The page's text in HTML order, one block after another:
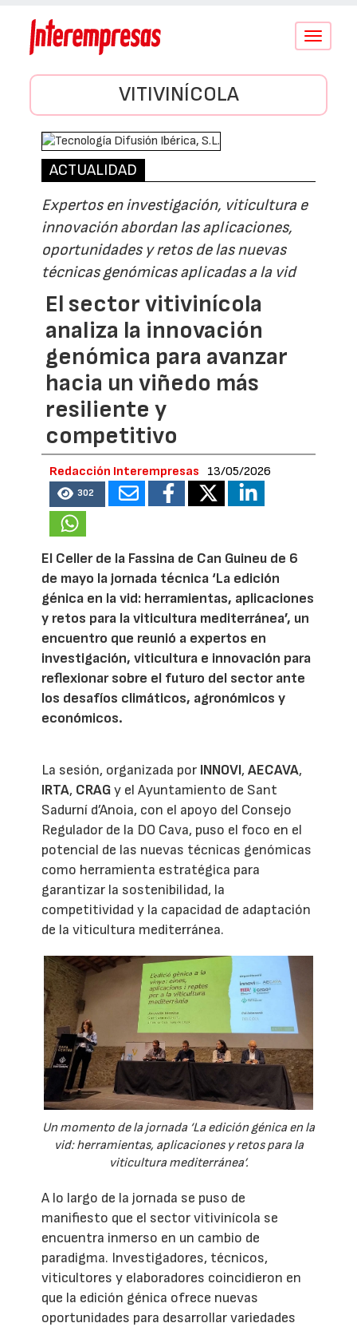
Conmutar
VITIVINÍCOLA
ACTUALIDAD
Expertos en investigación, viticultura e
innovación abordan las aplicaciones,
oportunidades y retos de las nuevas
técnicas genómicas aplicadas a la vid
El sector vitivinícola
analiza la innovación
genómica para avanzar
hacia un viñedo más
resiliente y
competitivo
Redacción Interempresas 13/05/2026
302
El Celler de la Fassina de Can Guineu de 6
de mayo la jornada técnica ‘La edición
génica en la vid: herramientas, aplicaciones
y retos para la viticultura mediterránea’, un
encuentro que reunió a expertos en
investigación, viticultura e innovación para
reflexionar sobre el futuro del sector ante
los desafíos climáticos, agronómicos y
económicos.
La sesión, organizada por INNOVI,AECAVA,
IRTA, CRAGy el Ayuntamiento de Sant
Sadurní d’Anoia, con el apoyo del Consejo
Regulador de la DO Cava, puso el foco en el
potencial de las nuevas técnicas genómicas
como herramienta estratégica para
garantizar la sostenibilidad, la
competitividad y la capacidad de adaptación
de la viticultura mediterránea.
Un momento de la jornada ‘La edición génica en la
vid: herramientas, aplicaciones y retos para la
viticultura mediterránea’.
A lo largo de la jornada se puso de
manifiesto que el sector vitivinícola se
encuentra inmerso en un cambio de
paradigma. Investigadores, técnicos,
viticultores y elaboradores coincidieron en
que la edición génica ofrece nuevas
oportunidades para desarrollar variedades